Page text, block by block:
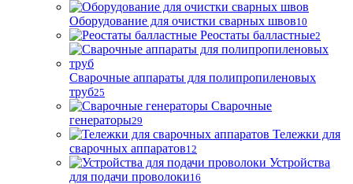
Оборудование для очистки сварных швов10
Реостаты балластные2
Сварочные аппараты для полипропиленовых
труб25
Сварочные
генераторы29
Тележки для
сварочных аппаратов12
Устройства
для подачи проволоки16